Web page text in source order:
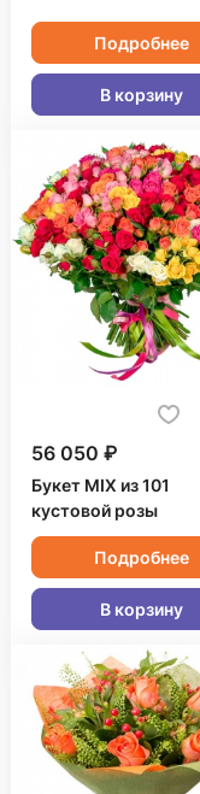
Подробнее
В корзину
56 050 ₽
Букет MIX из 101
кустовой розы
Подробнее
В корзину